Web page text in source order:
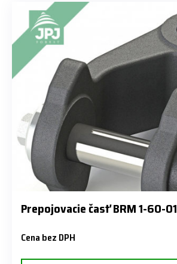
Prepojovacie časť BRM 1-60-01
Cena bez DPH